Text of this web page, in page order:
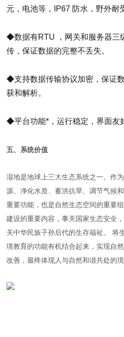
元，电池等，IP67 防水，野外耐
◆数据有RTU ，网关和服务器三
传，保证数据的完整不丢失。
◆支持数据传输协议加密，保证
获和解析。
◆平台功能*，运行稳定，界面友
五、系统价值
湿地是地球上三大生态系统之一。作
源、净化水质、蓄洪抗旱、调节气候
重要功能，也是自然生态空间的重要
建设的重要内容，事关国家生态安全
关中华民族子孙后代的生存福祉。 将
境教育的功能有机结合起来，实现自
改善，最终体现人与自然和谐共处的境